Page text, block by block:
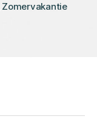
Zomervakantie